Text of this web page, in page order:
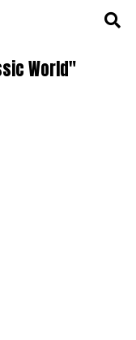
World"